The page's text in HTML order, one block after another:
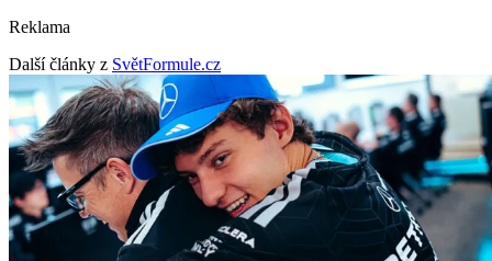
Reklama
Další články z SvětFormule.cz